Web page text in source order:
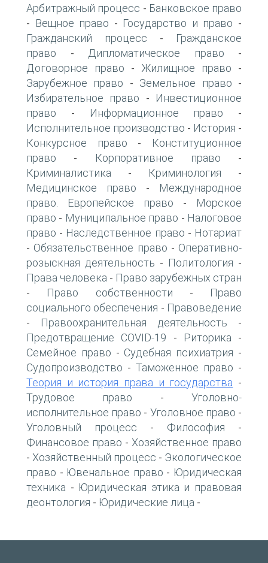
Арбитражный процесс - Банковское право
- Вещное право - Государство и право -
Гражданский процесс -
Гражданское
право - Дипломатическое право -
Договорное право - Жилищное право -
Зарубежное право - Земельное право -
Избирательное право -
Инвестиционное
право - Информационное право -
Исполнительное производство - История -
Конкурсное право -
Конституционное
право - Корпоративное право -
Криминалистика - Криминология -
Медицинское право -
Международное
право. Европейское право -
Морское
право - Муниципальное право - Налоговое
право - Наследственное право - Нотариат
- Обязательственное право - Оперативно-
розыскная деятельность - Политология -
Права человека - Право зарубежных стран
- Право собственности -
Право
социального обеспечения - Правоведение
- Правоохранительная деятельность -
Предотвращение COVID-19 - Риторика -
Семейное право - Судебная психиатрия -
Судопроизводство - Таможенное право -
Теория и история права и государства -
Трудовое право -Уголовно-
исполнительное право - Уголовное право -
Уголовный процесс - Философия -
Финансовое право - Хозяйственное право
- Хозяйственный процесс - Экологическое
право - Ювенальное право - Юридическая
техника - Юридическая этика и правовая
деонтология - Юридические лица -